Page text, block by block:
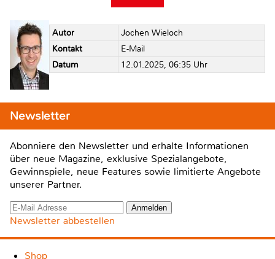
Autor
Jochen Wieloch
Kontakt
E-Mail
Datum
12.01.2025, 06:35 Uhr
Newsletter
Abonniere den Newsletter und erhalte Informationen
über neue Magazine, exklusive Spezialangebote,
Gewinnspiele, neue Features sowie limitierte Angebote
unserer Partner.
Newsletter abbestellen
Shop